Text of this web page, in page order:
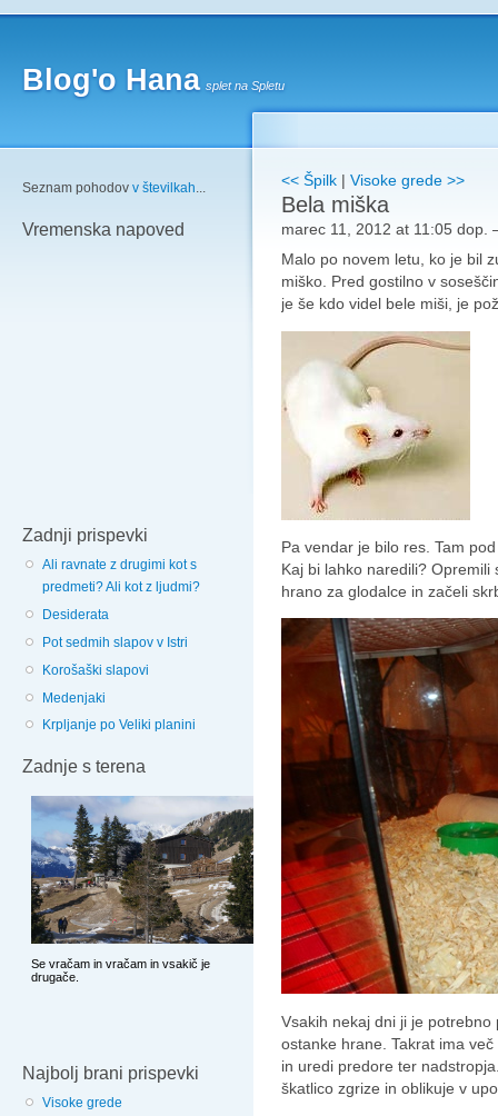
Blog'o Hana splet na Spletu
Seznam pohodov v številkah...
Vremenska napoved
Zadnji prispevki
Ali ravnate z drugimi kot s
predmeti? Ali kot z ljudmi?
Desiderata
Pot sedmih slapov v Istri
Korošaški slapovi
Medenjaki
Krpljanje po Veliki planini
Zadnje s terena
Najbolj brani prispevki
Visoke grede
<< Špilk | Visoke grede >>
Bela miška
marec 11, 2012 at 11:05 dop.
Malo po novem letu, ko je bil
miško. Pred gostilno v
je še kdo videl bele miši, je
Pa vendar je bilo res. Tam
Kaj bi lahko naredili?
hrano za glodalce in začeli
Vsakih nekaj dni ji je
ostanke hrane. Takrat ima
in uredi predore ter
škatlico zgrize in oblikuje v